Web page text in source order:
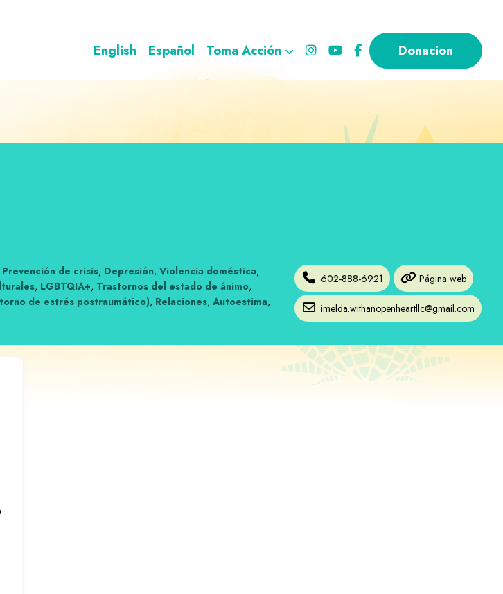
English Español Toma Acción
Donacion
Prevención de crisis, Depresión, Violencia doméstica,
, LGBTQIA+, Trastornos del estado de ánimo,
de estrés postraumático), Relaciones, Autoestima,
602-888-6921 Página web
imelda.withanopenheartllc@gmail.com